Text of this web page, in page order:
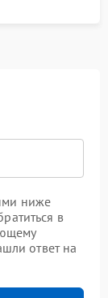
ниже
в
ответ на